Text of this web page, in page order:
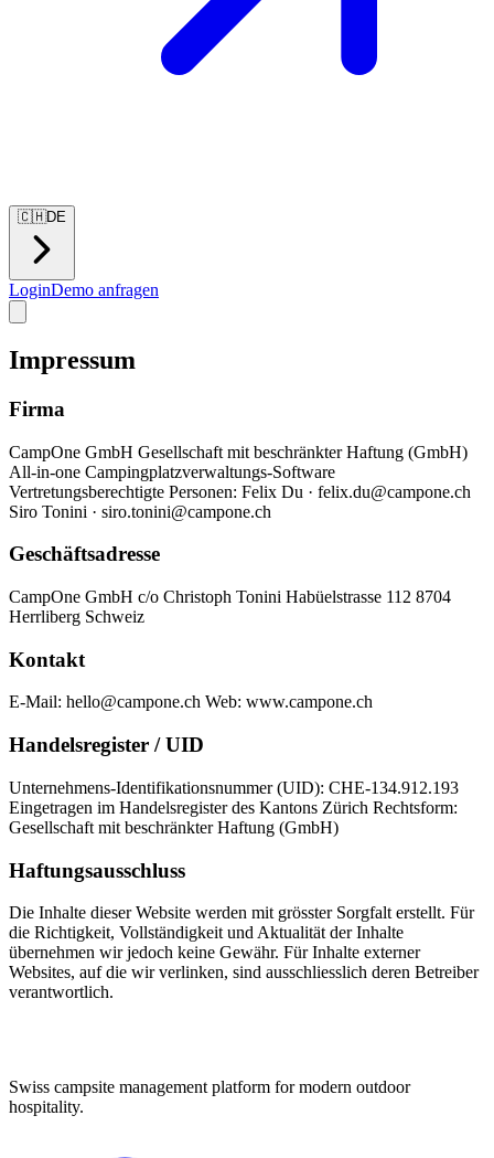
🇨🇭DE
LoginDemo anfragen
Impressum
Firma
CampOne GmbH Gesellschaft mit beschränkter Haftung (GmbH)
All-in-one Campingplatzverwaltungs-Software
Vertretungsberechtigte Personen: Felix Du · felix.du@campone.ch
Siro Tonini · siro.tonini@campone.ch
Geschäftsadresse
CampOne GmbH c/o Christoph Tonini Habüelstrasse 112 8704
Herrliberg Schweiz
Kontakt
E-Mail: hello@campone.ch Web: www.campone.ch
Handelsregister / UID
Unternehmens-Identifikationsnummer (UID): CHE-134.912.193
Eingetragen im Handelsregister des Kantons Zürich Rechtsform:
Gesellschaft mit beschränkter Haftung (GmbH)
Haftungsausschluss
Die Inhalte dieser Website werden mit grösster Sorgfalt erstellt. Für
die Richtigkeit, Vollständigkeit und Aktualität der Inhalte
übernehmen wir jedoch keine Gewähr. Für Inhalte externer
Websites, auf die wir verlinken, sind ausschliesslich deren Betreiber
verantwortlich.
Swiss campsite management platform for modern outdoor
hospitality.